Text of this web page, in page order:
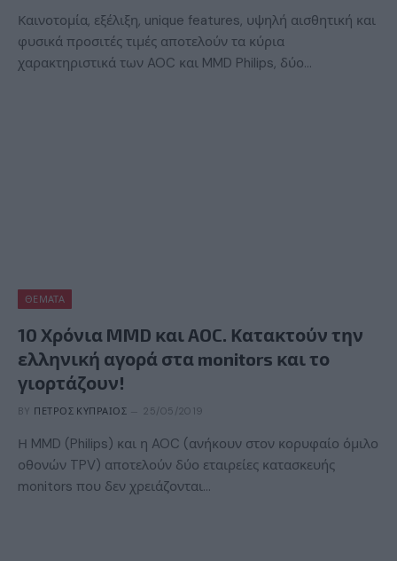
Καινοτομία, εξέλιξη, unique features, υψηλή αισθητική και
φυσικά προσιτές τιμές αποτελούν τα κύρια
χαρακτηριστικά των AOC και MMD Philips, δύο…
ΘΈΜΑΤΑ
10 Χρόνια MMD και AOC. Κατακτούν την
ελληνική αγορά στα monitors και το
γιορτάζουν!
BY ΠΈΤΡΟΣ ΚΥΠΡΑΊΟΣ 25/05/2019
Η MMD (Philips) και η AOC (ανήκουν στον κορυφαίο όμιλο
οθονών TPV) αποτελούν δύο εταιρείες κατασκευής
monitors που δεν χρειάζονται…